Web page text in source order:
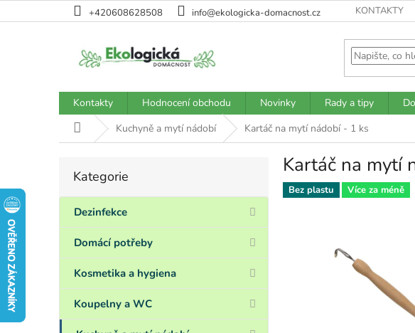
na
+420608628508 info@ekologicka-domacnost.cz KONTAKTY
Kontakty Hodnocení obchodu Novinky Rady a tipy
Domů Kuchyně a mytí nádobí Kartáč na mytí nádobí - 1 ks
s
r
n
í
a
Přeskočit
Kategorie
Dezinfekce
Domácí potřeby
Kosmetika a hygiena
Koupelny a WC
Kartáč na mytí
Bez plastu Více za méně